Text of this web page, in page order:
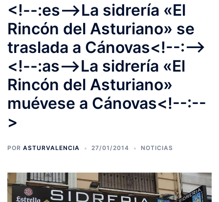
<!--:es-->La sidrería «El
Rincón del Asturiano» se
traslada a Cánovas<!--:-->
<!--:as-->La sidrería «El
Rincón del Asturiano»
muévese a Cánovas<!--:--
>
POR ASTURVALENCIA 27/01/2014 NOTICIAS